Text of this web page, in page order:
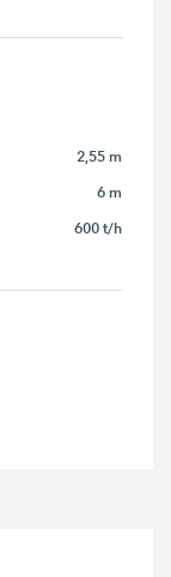
2,55 m
6 m
600 t/h